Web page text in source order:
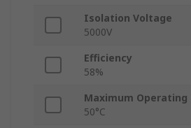
Isolation Voltage
5000V
Efficiency
58%
Maximum
50°C